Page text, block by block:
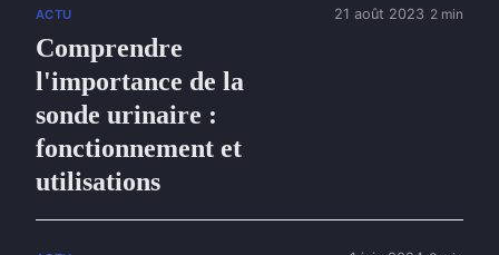
ACTU
Comprendre
l'importance de la
sonde urinaire :
fonctionnement et
utilisations
21 août 2023 2 min